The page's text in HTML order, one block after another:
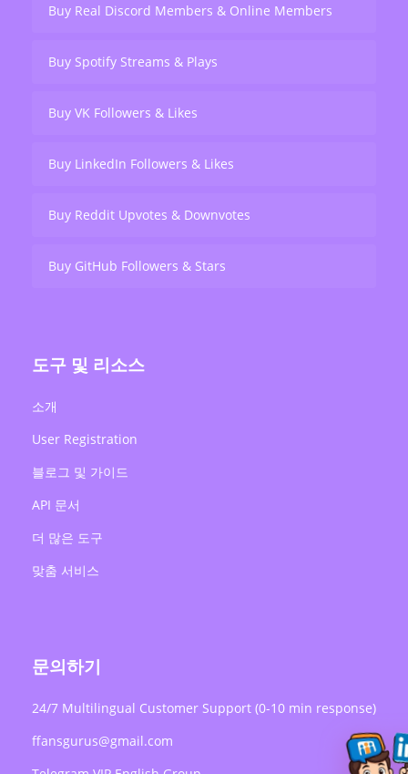
Buy Real Discord Members & Online Members
Buy Spotify Streams & Plays
Buy VK Followers & Likes
Buy LinkedIn Followers & Likes
Buy Reddit Upvotes & Downvotes
Buy GitHub Followers & Stars
도구 및 리소스
소개
User Registration
블로그 및 가이드
API 문서
더 많은 도구
맞춤 서비스
문의하기
24/7 Multilingual Customer Support (0-10 min response)
ffansgurus@gmail.com